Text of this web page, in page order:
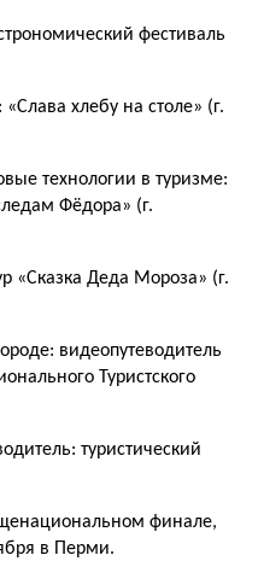
фестиваль
хлебу на столе» (г.
технологии в туризме:
Фёдора» (г.
«Сказка Деда Мороза» (г.
видеопутеводитель
Туристского
туристический
финале,
в Перми.